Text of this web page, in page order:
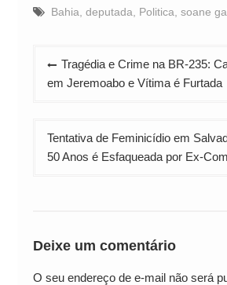
Bahia deputada Politica soane
Navegação
de
Tragédia e Crime na BR-235:
em Jeremoabo e Vítima é Furtada
Tentativa de Feminicídio em
50 Anos é Esfaqueada por Ex-
Deixe um comentário
O seu endereço de e-mail não será